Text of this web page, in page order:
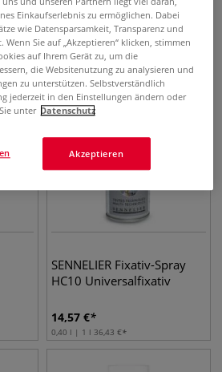
7,87€
0,40 l | 1 l
SENNELIER Fixativ-Spray
HC10 Universalfixativ
14,57 €
0,40 l | 1 l 36,43 €
Einkaufserlebnis zu ermöglichen. Dabei
wie Datensparsamkeit, Transparenz und
Sie auf „Akzeptieren“ klicken, stimmen
auf Ihrem Gerät zu, um die
die Websitenutzung zu analysieren und
zu unterstützen. Selbstverständlich
jederzeit in den Einstellungen ändern oder
unter Datenschutz
Akzeptieren